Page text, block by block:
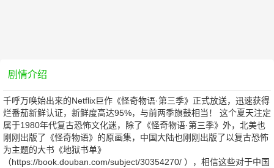
剧情介绍
千呼万唤始出来的Netflix巨作《怪奇物语·第三季》正式放送，迅速获得
烂番茄新鲜认证，新鲜度高达95%，与前两季旗鼓相当！ 这个夏天注定
属于1980年代复古恐怖文化迷，除了《怪奇物语·第三季》外，北美也
刚刚出版了《怪奇物语》的原画集，中国大陆也刚刚出版了以复古恐怖
为主题的大书《地狱书单》
（https://book.douban.com/subject/30354270/ ），相信这些对于中国